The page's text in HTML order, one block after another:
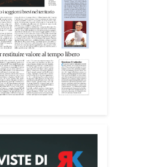
favorire accoglienza e
Alessandro Adimari.
i seminaristi,
agli anziani della
Re.
crescita umana e
spazio anche ai
cooperazione